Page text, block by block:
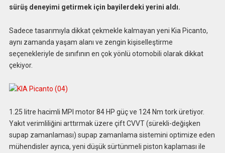
sürüş deneyimi getirmek için bayilerdeki yerini aldı.
Sadece tasarımıyla dikkat çekmekle kalmayan yeni Kia Picanto,
aynı zamanda yaşam alanı ve zengin kişiselleştirme
seçenekleriyle de sınıfının en çok yönlü otomobili olarak dikkat
çekiyor.
1.25 litre hacimli MPI motor 84 HP güç ve 124 Nm tork üretiyor.
Yakıt verimliliğini arttırmak üzere çift CVVT (sürekli-değişken
supap zamanlaması) supap zamanlama sistemini optimize eden
mühendisler ayrıca, yeni düşük sürtünmeli piston kaplaması ile